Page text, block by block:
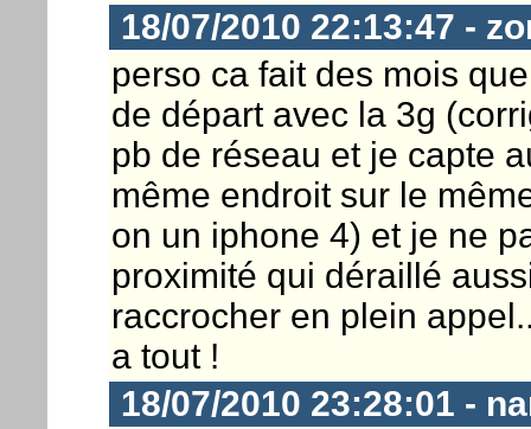
18/07/2010 22:13:47 -
perso ca fait des mois
de départ avec la 3g
pb de réseau et je capte
même endroit sur le
on un iphone 4) et je ne
proximité qui déraillé
raccrocher en plein
a tout !
18/07/2010 23:28:01 -